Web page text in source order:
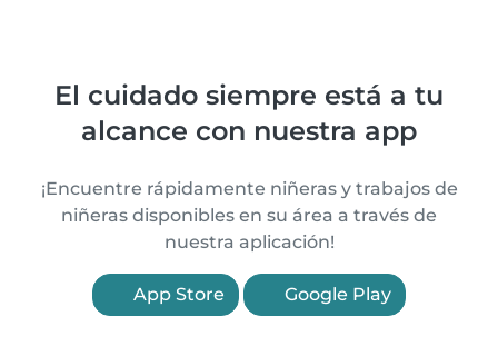
El cuidado siempre está a tu
alcance con nuestra app
¡Encuentre rápidamente niñeras y trabajos de
niñeras disponibles en su área a través de
nuestra aplicación!
App Store Google Play